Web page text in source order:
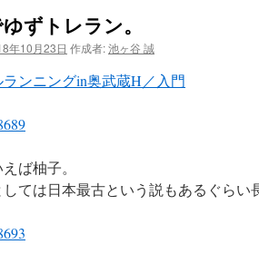
ずトレラン。
年10月23日 作成者:池ヶ谷 誠
ランニングin奥武蔵H／入門
ば柚子。
ては日本最古という説もあるぐらい